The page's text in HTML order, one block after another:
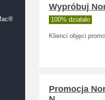
Wypróbuj
100% działało
Klienci objęci
Promocja